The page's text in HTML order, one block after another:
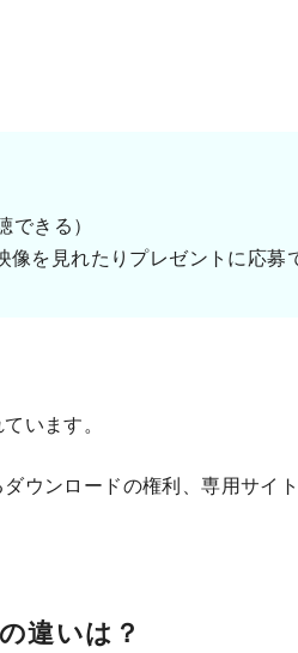
きる）
を見れたりプレゼントに応募
います。
ウンロードの権利、専用サイ
違いは？